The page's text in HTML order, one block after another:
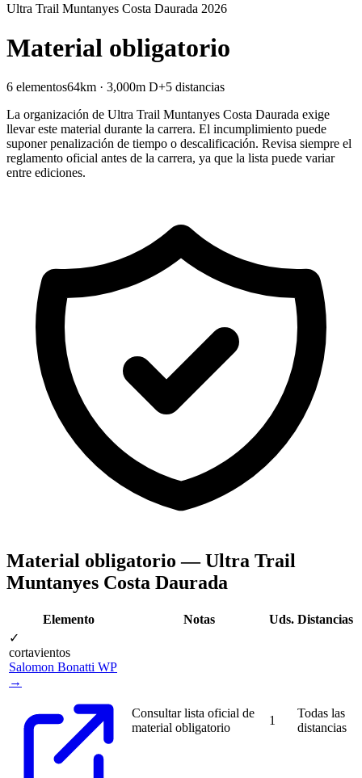
Ultra Trail Muntanyes Costa Daurada 2026
Material obligatorio
6 elementos64km · 3,000m D+5 distancias
La organización de Ultra Trail Muntanyes Costa Daurada exige
llevar este material durante la carrera. El incumplimiento puede
suponer penalización de tiempo o descalificación. Revisa siempre el
reglamento oficial antes de la carrera, ya que la lista puede variar
entre ediciones.
Material obligatorio — Ultra Trail
Muntanyes Costa Daurada
Elemento Notas Uds. Distancias
✓
cortavientos
Salomon Bonatti WP
→
Consultar lista oficial de
material obligatorio
1
Todas las
distancias